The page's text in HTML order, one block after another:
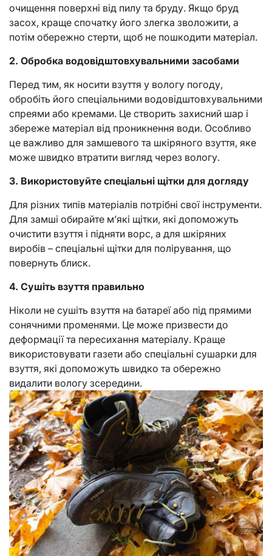
очищення поверхні від пилу та бруду. Якщо бруд
засох, краще спочатку його злегка зволожити, а
потім обережно стерти, щоб не пошкодити матеріал.
2. Обробка водовідштовхувальними засобами
Перед тим, як носити взуття у вологу погоду,
обробіть його спеціальними водовідштовхувальними
спреями або кремами. Це створить захисний шар і
збереже матеріал від проникнення води. Особливо
це важливо для замшевого та шкіряного взуття, яке
може швидко втратити вигляд через вологу.
3. Використовуйте спеціальні щітки для догляду
Для різних типів матеріалів потрібні свої інструменти.
Для замші обирайте м’які щітки, які допоможуть
очистити взуття і підняти ворс, а для шкіряних
виробів – спеціальні щітки для полірування, що
повернуть блиск.
4. Сушіть взуття правильно
Ніколи не сушіть взуття на батареї або під прямими
сонячними променями. Це може призвести до
деформації та пересихання матеріалу. Краще
використовувати газети або спеціальні сушарки для
взуття, які допоможуть швидко та обережно
видалити вологу зсередини.